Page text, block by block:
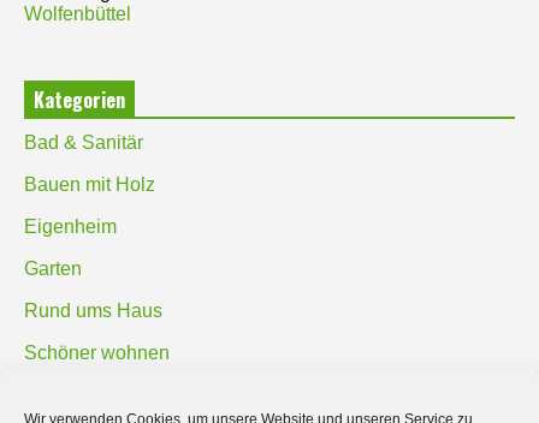
Wir verwenden Cookies, um unsere Website und unseren Service zu
Wolfenbüttel
Kategorien
Bad & Sanitär
Bauen mit Holz
Eigenheim
Garten
Rund ums Haus
Schöner wohnen